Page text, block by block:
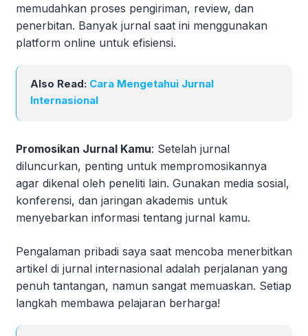
memudahkan proses pengiriman, review, dan
penerbitan. Banyak jurnal saat ini menggunakan
platform online untuk efisiensi.
Also Read: Cara Mengetahui Jurnal
Internasional
Promosikan Jurnal Kamu: Setelah jurnal
diluncurkan, penting untuk mempromosikannya
agar dikenal oleh peneliti lain. Gunakan media sosial,
konferensi, dan jaringan akademis untuk
menyebarkan informasi tentang jurnal kamu.
Pengalaman pribadi saya saat mencoba menerbitkan
artikel di jurnal internasional adalah perjalanan yang
penuh tantangan, namun sangat memuaskan. Setiap
langkah membawa pelajaran berharga!